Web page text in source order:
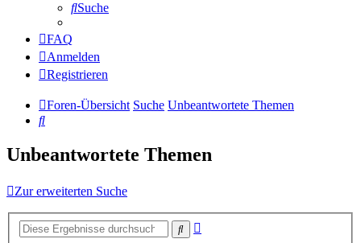
Suche
FAQ
Anmelden
Registrieren
Foren-Übersicht Suche Unbeantwortete Themen
Suche
Unbeantwortete Themen
Zur erweiterten Suche
Suche